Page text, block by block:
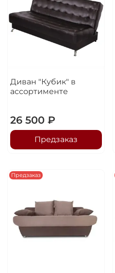
Диван "Кубик" в
ассортименте
26 500 ₽
Предзаказ
Предзаказ